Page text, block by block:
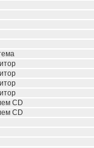
CD
CD